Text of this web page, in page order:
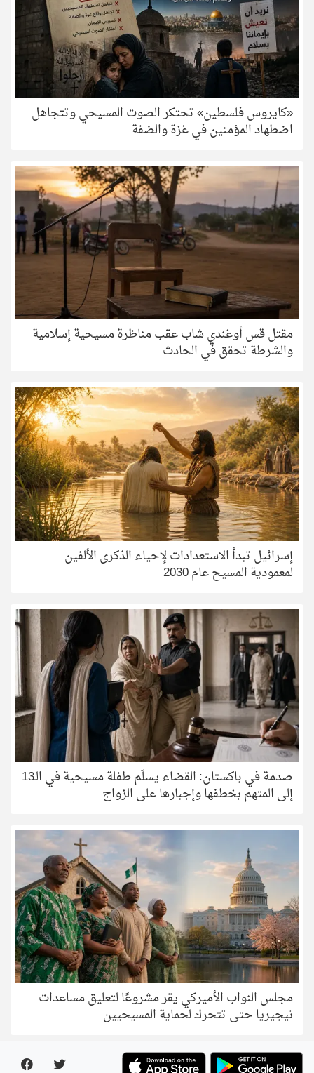
«كايروس فلسطين» تحتكر الصوت المسيحي وتتجاهل
اضطهاد المؤمنين في غزة والضفة
مقتل قس أوغندي شاب عقب مناظرة مسيحية إسلامية
والشرطة تحقق في الحادث
إسرائيل تبدأ الاستعدادات لإحياء الذكرى الألفين
لمعمودية المسيح عام 2030
صدمة في باكستان: القضاء يسلّم طفلة مسيحية في الـ13
إلى المتهم بخطفها وإجبارها على الزواج
مجلس النواب الأميركي يقر مشروعًا لتعليق مساعدات
نيجيريا حتى تتحرك لحماية المسيحيين